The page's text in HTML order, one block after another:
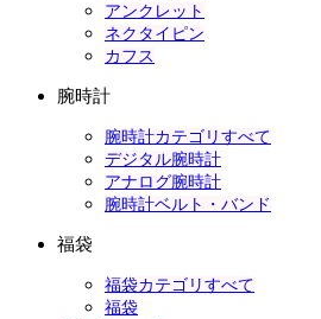
アンクレット
ネクタイピン
カフス
腕時計
腕時計カテゴリすべて
デジタル腕時計
アナログ腕時計
腕時計ベルト・バンド
福袋
福袋カテゴリすべて
福袋